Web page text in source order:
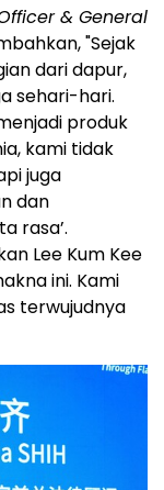
& General
"Sejak
dari dapur,
sehari-hari.
produk
kami tidak
juga
dan
rasa’.
Lee Kum Kee
ini. Kami
terwujudnya